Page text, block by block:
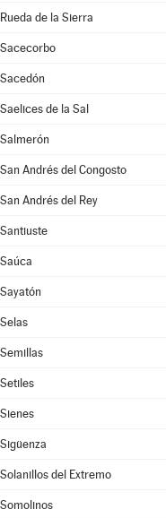
Rueda de la Sierra
Sacecorbo
Sacedón
Saelices de la Sal
Salmerón
San Andrés del Congosto
San Andrés del Rey
Santiuste
Saúca
Sayatón
Selas
Semillas
Setiles
Sienes
Sigüenza
Solanillos del Extremo
Somolinos